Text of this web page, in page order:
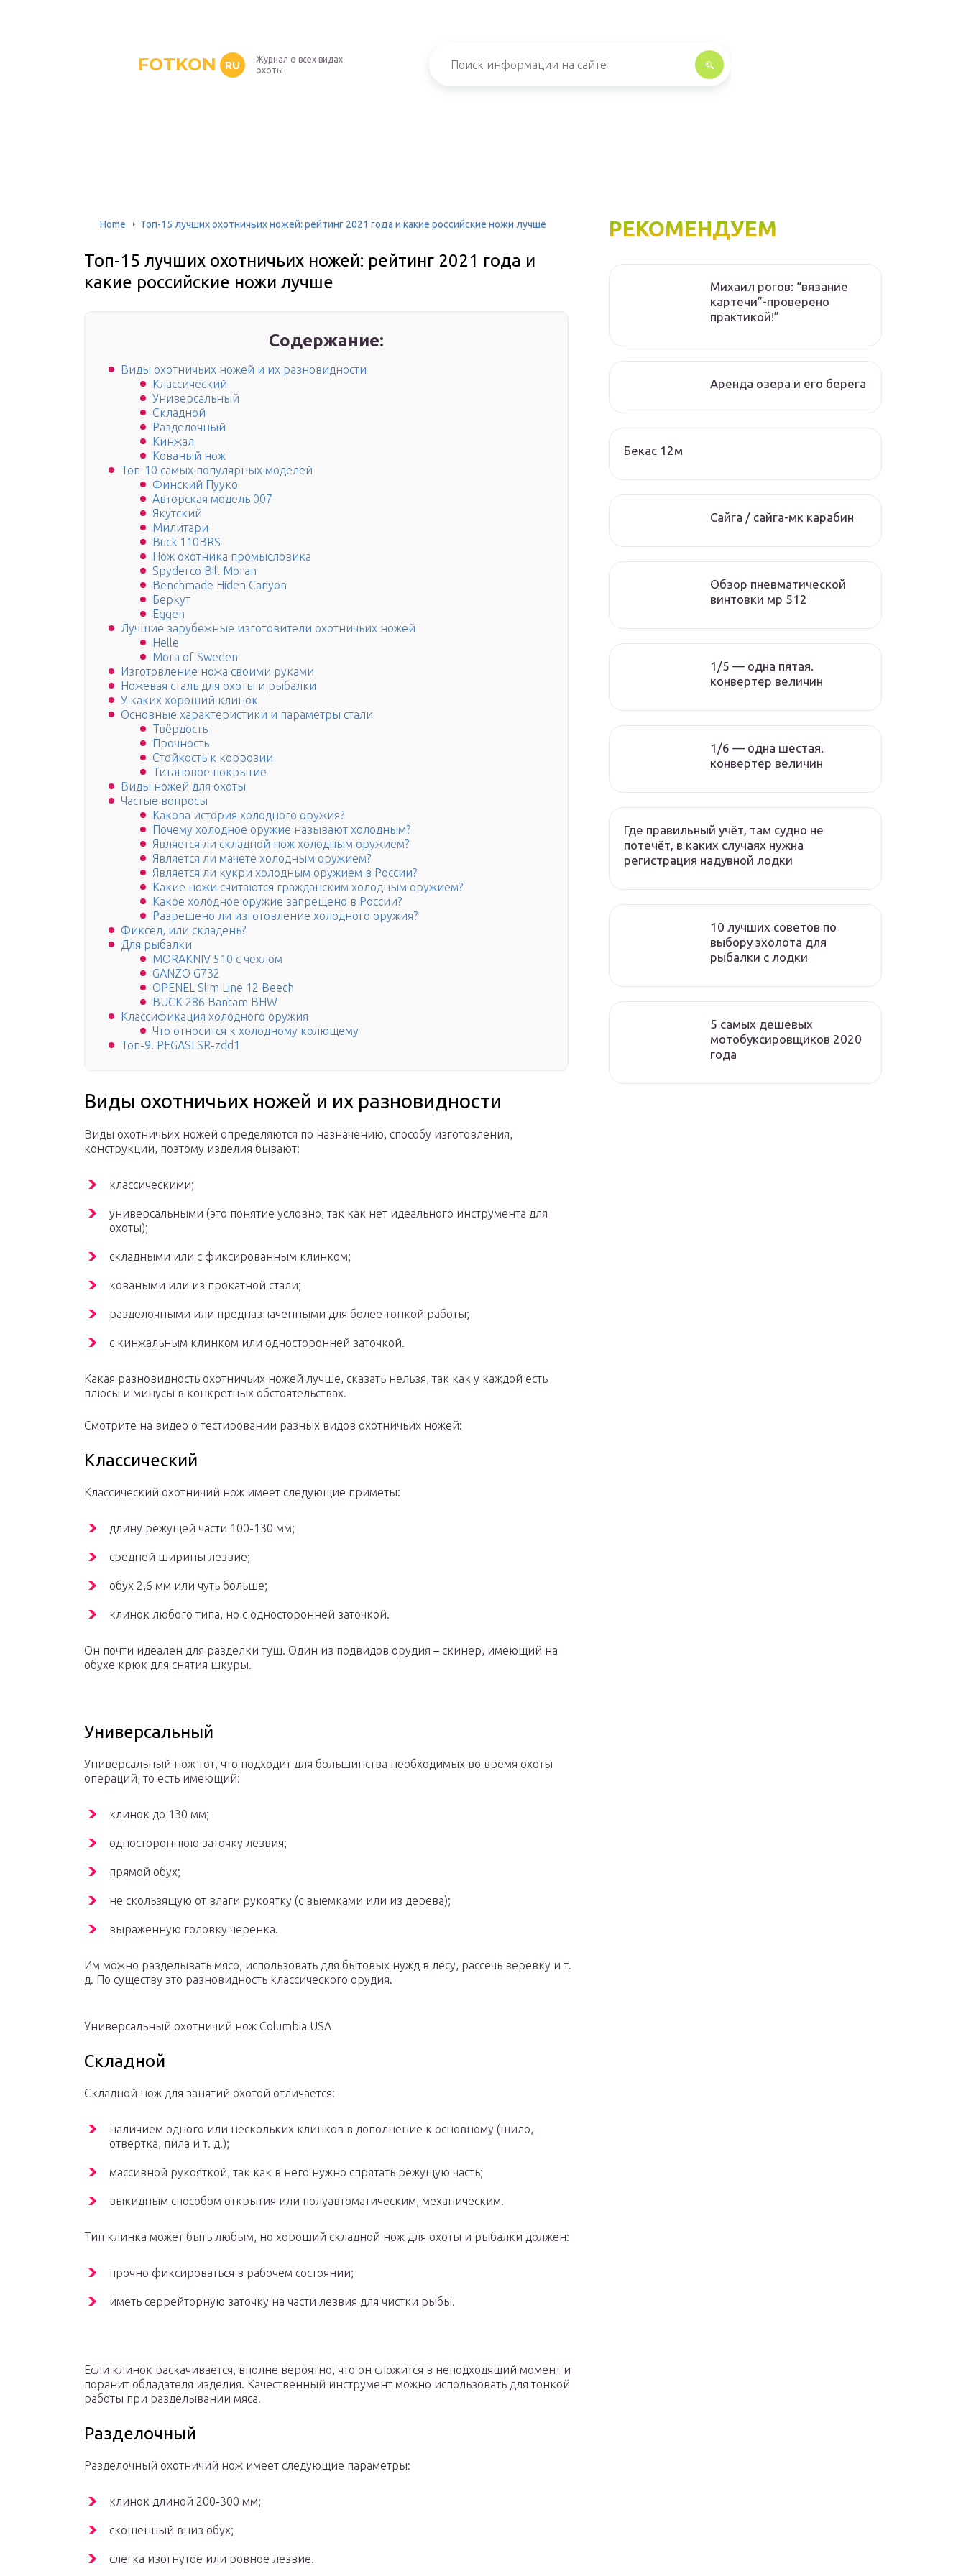
FOTKON RU
Журнал о всех видах
охоты
Home Топ-15 лучших охотничьих ножей: рейтинг 2021 года и какие российские ножи лучше
Топ-15 лучших охотничьих ножей: рейтинг 2021 года и
какие российские ножи лучше
Содержание:
Виды охотничьих ножей и их разновидности
Классический
Универсальный
Складной
Разделочный
Кинжал
Кованый нож
Топ-10 самых популярных моделей
Финский Пууко
Авторская модель 007
Якутский
Милитари
Buck 110BRS
Нож охотника промысловика
Spyderco Bill Moran
Benchmade Hiden Canyon
Беркут
Eggen
Лучшие зарубежные изготовители охотничьих ножей
Helle
Mora of Sweden
Изготовление ножа своими руками
Ножевая сталь для охоты и рыбалки
У каких хороший клинок
Основные характеристики и параметры стали
Твёрдость
Прочность
Стойкость к коррозии
Титановое покрытие
Виды ножей для охоты
Частые вопросы
Какова история холодного оружия?
Почему холодное оружие называют холодным?
Является ли складной нож холодным оружием?
Является ли мачете холодным оружием?
Является ли кукри холодным оружием в России?
Какие ножи считаются гражданским холодным оружием?
Какое холодное оружие запрещено в России?
Разрешено ли изготовление холодного оружия?
Фиксед, или складень?
Для рыбалки
MORAKNIV 510 с чехлом
GANZO G732
OPENEL Slim Line 12 Beech
BUCK 286 Bantam BHW
Классификация холодного оружия
Что относится к холодному колющему
Топ-9. PEGASI SR-zdd1
Виды охотничьих ножей и их разновидности
Виды охотничьих ножей определяются по назначению, способу изготовления,
конструкции, поэтому изделия бывают:
классическими;
универсальными (это понятие условно, так как нет идеального инструмента для
охоты);
складными или с фиксированным клинком;
коваными или из прокатной стали;
разделочными или предназначенными для более тонкой работы;
с кинжальным клинком или односторонней заточкой.
Какая разновидность охотничьих ножей лучше, сказать нельзя, так как у каждой есть
плюсы и минусы в конкретных обстоятельствах.
Смотрите на видео о тестировании разных видов охотничьих ножей:
Классический
Классический охотничий нож имеет следующие приметы:
длину режущей части 100-130 мм;
средней ширины лезвие;
обух 2,6 мм или чуть больше;
клинок любого типа, но с односторонней заточкой.
Он почти идеален для разделки туш. Один из подвидов орудия – скинер, имеющий на
обухе крюк для снятия шкуры.
Универсальный
Универсальный нож тот, что подходит для большинства необходимых во время охоты
операций, то есть имеющий:
клинок до 130 мм;
одностороннюю заточку лезвия;
прямой обух;
не скользящую от влаги рукоятку (с выемками или из дерева);
выраженную головку черенка.
Им можно разделывать мясо, использовать для бытовых нужд в лесу, рассечь веревку и т.
д. По существу это разновидность классического орудия.
Универсальный охотничий нож Columbia USA
Складной
Складной нож для занятий охотой отличается:
наличием одного или нескольких клинков в дополнение к основному (шило,
отвертка, пила и т. д.);
массивной рукояткой, так как в него нужно спрятать режущую часть;
выкидным способом открытия или полуавтоматическим, механическим.
Тип клинка может быть любым, но хороший складной нож для охоты и рыбалки должен:
прочно фиксироваться в рабочем состоянии;
иметь серрейторную заточку на части лезвия для чистки рыбы.
Если клинок раскачивается, вполне вероятно, что он сложится в неподходящий момент и
поранит обладателя изделия. Качественный инструмент можно использовать для тонкой
работы при разделывании мяса.
Разделочный
Разделочный охотничий нож имеет следующие параметры:
клинок длиной 200-300 мм;
скошенный вниз обух;
слегка изогнутое или ровное лезвие.
РЕКОМЕНДУЕМ
Михаил рогов: “вязание
картечи”-проверено
практикой!”
Аренда озера и его берега
Бекас 12м
Сайга / сайга-мк карабин
Обзор пневматической
винтовки мр 512
1/5 — одна пятая.
конвертер величин
1/6 — одна шестая.
конвертер величин
Где правильный учёт, там судно не
потечёт, в каких случаях нужна
регистрация надувной лодки
10 лучших советов по
выбору эхолота для
рыбалки с лодки
5 самых дешевых
мотобуксировщиков 2020
года